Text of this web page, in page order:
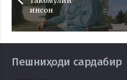
инсон
Пешниҳоди сардабир